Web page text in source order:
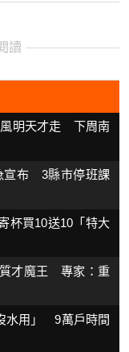
讀
風明天才走 下周南
宣布 3縣市停班課
杯買10送10「特大
質才魔王 專家：重
水用」 9萬戶時間